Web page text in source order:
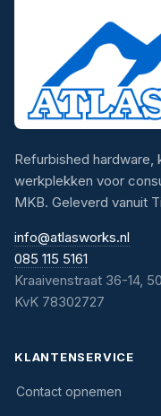
Refurbished hardware,
werkplekken voor
MKB. Geleverd vanuit
info@atlasworks.nl
085 115 5161
Kraaivenstraat 36-14,
KvK 78302727
KLANTENSERVICE
Contact opnemen